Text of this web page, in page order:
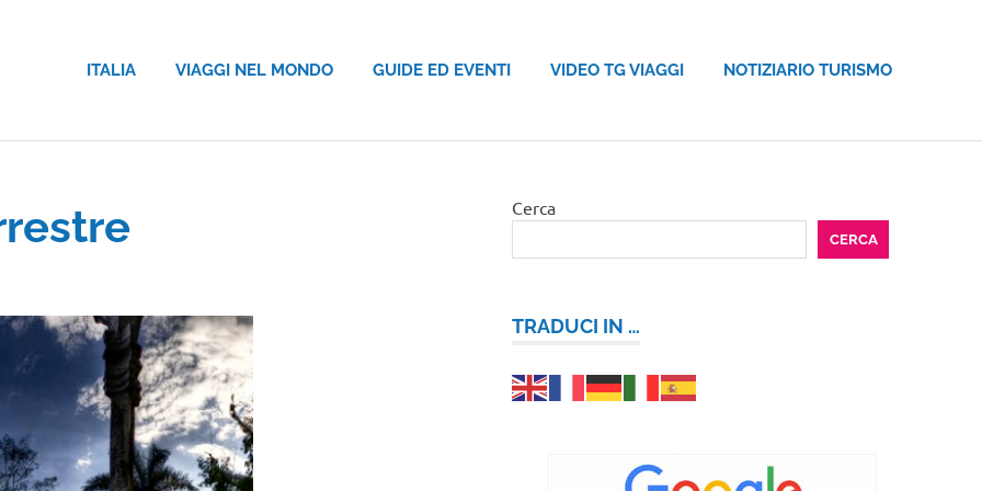
ITALIA VIAGGI NEL MONDO GUIDE ED EVENTI VIDEO TG VIAGGI NOTIZIARIO TURISMO
Cerca
CERCA
TRADUCI IN …